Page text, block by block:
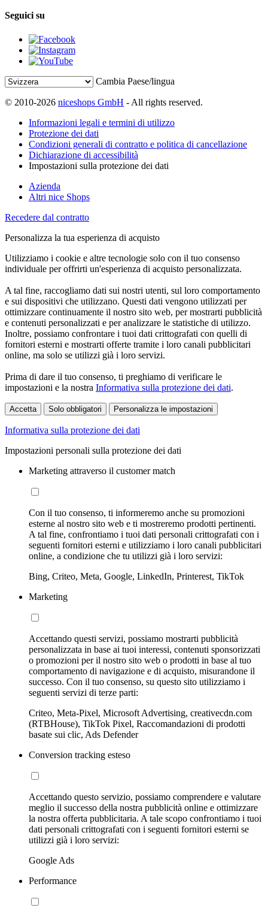
Seguici su
Cambia Paese/lingua
© 2010-2026 niceshops GmbH - All rights reserved.
Informazioni legali e termini di utilizzo
Protezione dei dati
Condizioni generali di contratto e politica di cancellazione
Dichiarazione di accessibilità
Impostazioni sulla protezione dei dati
Azienda
Altri nice Shops
Recedere dal contratto
Personalizza la tua esperienza di acquisto
Utilizziamo i cookie e altre tecnologie solo con il tuo consenso
individuale per offrirti un'esperienza di acquisto personalizzata.
A tal fine, raccogliamo dati sui nostri utenti, sul loro comportamento
e sui dispositivi che utilizzano. Questi dati vengono utilizzati per
ottimizzare continuamente il nostro sito web, per mostrarti pubblicità
e contenuti personalizzati e per analizzare le statistiche di utilizzo.
Inoltre, possiamo confrontare i tuoi dati crittografati con quelli di
fornitori esterni e mostrarti offerte tramite i loro canali pubblicitari
online, ma solo se utilizzi già i loro servizi.
Prima di dare il tuo consenso, ti preghiamo di verificare le
impostazioni e la nostra Informativa sulla protezione dei dati.
Accetta Solo obbligatori Personalizza le impostazioni
Informativa sulla protezione dei dati
Impostazioni personali sulla protezione dei dati
Marketing attraverso il customer match
Con il tuo consenso, ti informeremo anche su promozioni
esterne al nostro sito web e ti mostreremo prodotti pertinenti.
A tal fine, confrontiamo i tuoi dati personali crittografati con i
seguenti fornitori esterni e utilizziamo i loro canali pubblicitari
online, a condizione che tu utilizzi già i loro servizi:
Bing, Criteo, Meta, Google, LinkedIn, Printerest, TikTok
Marketing
Accettando questi servizi, possiamo mostrarti pubblicità
personalizzata in base ai tuoi interessi, contenuti sponsorizzati
o promozioni per il nostro sito web o prodotti in base al tuo
comportamento di navigazione e di acquisto, misurandone il
successo. Con il tuo consenso, su questo sito utilizziamo i
seguenti servizi di terze parti:
Criteo, Meta-Pixel, Microsoft Advertising, creativecdn.com
(RTBHouse), TikTok Pixel, Raccomandazioni di prodotti
basate sui clic, Ads Defender
Conversion tracking esteso
Accettando questo servizio, possiamo comprendere e valutare
meglio il successo della nostra pubblicità online e ottimizzare
la nostra offerta pubblicitaria. A tale scopo confrontiamo i tuoi
dati personali crittografati con i seguenti fornitori esterni se
utilizzi già i loro servizi:
Google Ads
Performance